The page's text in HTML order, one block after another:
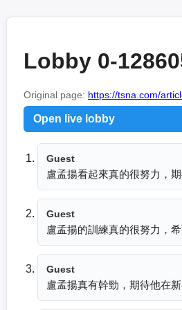
Lobby 0-
Original page: https://tsna.com/
Open live lobby
Guest
盧孟揚看起來真的很努力，
Guest
盧孟揚的訓練真的很努力，
Guest
盧孟揚真有幹勁，期待他在